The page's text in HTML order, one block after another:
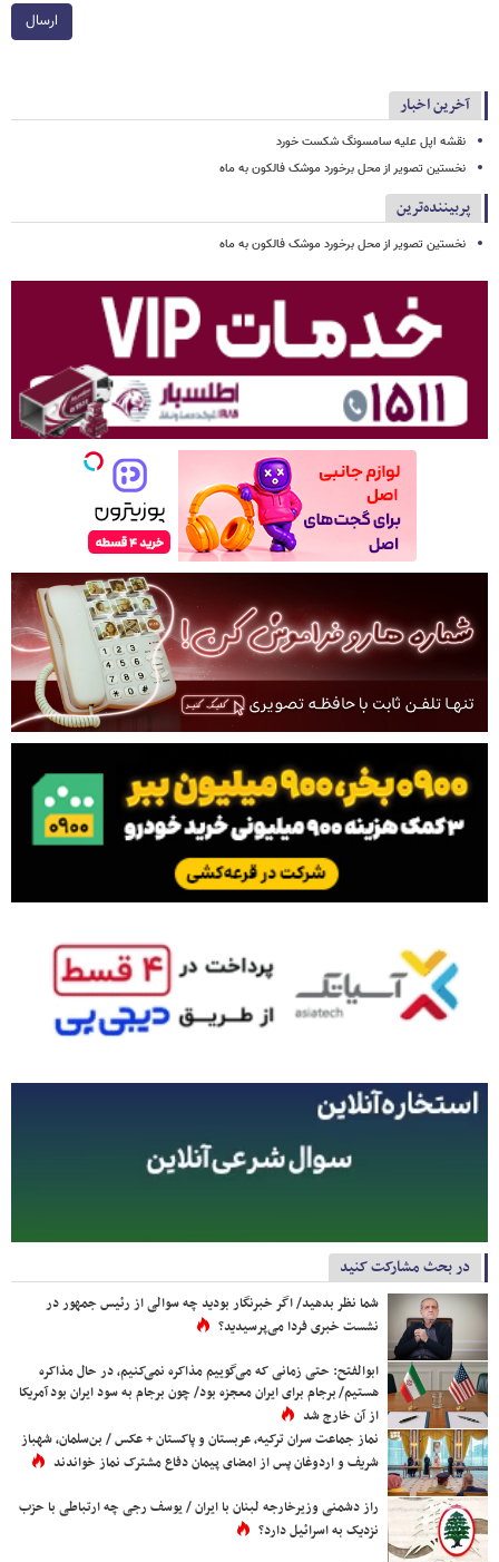
ارسال
آخرین اخبار
نقشه اپل علیه سامسونگ شکست خورد
نخستین تصویر از محل برخورد موشک فالکون به ماه
پربیننده‌ترین
نخستین تصویر از محل برخورد موشک فالکون به ماه
در بحث مشارکت کنید
شما نظر بدهید/ اگر خبرنگار بودید چه سوالی از رئیس جمهور در
نشست خبری فردا می‌پرسیدید؟
ابوالفتح: حتی زمانی که می‌گوییم مذاکره نمی‌کنیم، در حال مذاکره
هستیم/ برجام برای ایران معجزه بود/ چون برجام به سود ایران بود آمریکا
از آن خارج شد
نماز جماعت سران ترکیه، عربستان و پاکستان + عکس / بن‌سلمان، شهباز
شریف و اردوغان پس از امضای پیمان دفاع مشترک نماز خواندند
راز دشمنی وزیرخارجه لبنان با ایران / یوسف رجی چه ارتباطی با حزب
نزدیک به اسرائیل دارد؟